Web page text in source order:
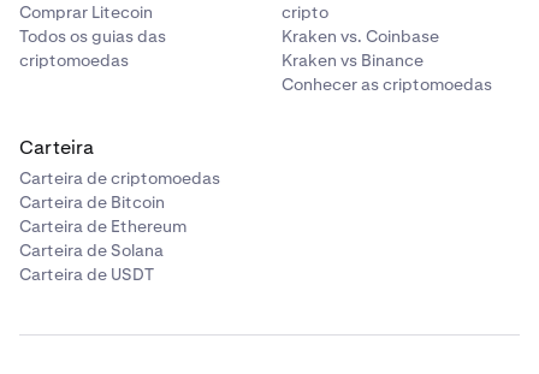
Comprar Litecoin
Todos os guias das
criptomoedas
cripto
Kraken vs. Coinbase
Kraken vs Binance
Conhecer as criptomoedas
Carteira
Carteira de criptomoedas
Carteira de Bitcoin
Carteira de Ethereum
Carteira de Solana
Carteira de USDT